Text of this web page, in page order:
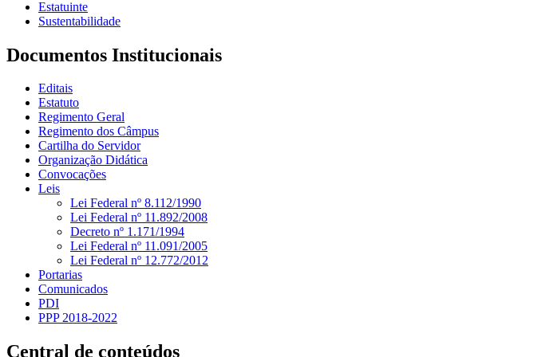
Estatuinte
Sustentabilidade
Documentos Institucionais
Editais
Estatuto
Regimento Geral
Regimento dos Câmpus
Cartilha do Servidor
Organização Didática
Convocações
Leis
Lei Federal nº 8.112/1990
Lei Federal nº 11.892/2008
Decreto nº 1.171/1994
Lei Federal nº 11.091/2005
Lei Federal nº 12.772/2012
Portarias
Comunicados
PDI
PPP 2018-2022
Central de conteúdos